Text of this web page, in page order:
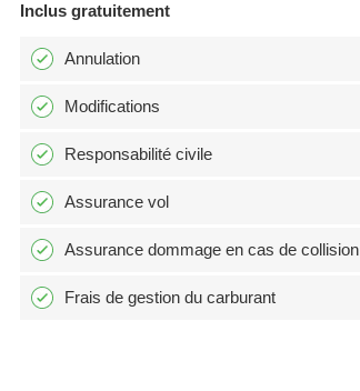
Inclus gratuitement
Annulation
Modifications
Responsabilité civile
Assurance vol
Assurance dommage en cas de collision
Frais de gestion du carburant